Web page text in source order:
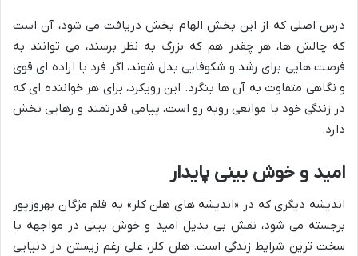
درس اصلی که از این بخش الهام بخش دریافت می شود، آن است
که چالش ها، هر چقدر هم که بزرگ به نظر برسند، می توانند به
فرصت هایی برای رشد و شکوفایی بدل شوند، اگر فرد با اراده ای قوی
و نگاهی متفاوت به آن ها بنگرد. این رویکرد، برای هر خواننده ای که
در زندگی خود با موانعی روبه رو است، پیامی قدرتمند و رهایی بخش
دارد.
امید و خوش بینی پایدار
اندیشه دیگری که در «اندیشه های هلن کلر» به قلم مژگان بهروزپور
برجسته می شود، نقش بی بدیل امید و خوش بینی در مواجهه با
سخت ترین شرایط زندگی است. هلن کلر، علی رغم زیستن در دنیایی